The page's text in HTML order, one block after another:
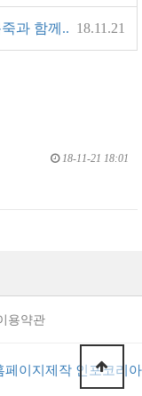
과 함께.. 18.11.21
18-11-21 18:01
용약관
페이지제작 인포코리아